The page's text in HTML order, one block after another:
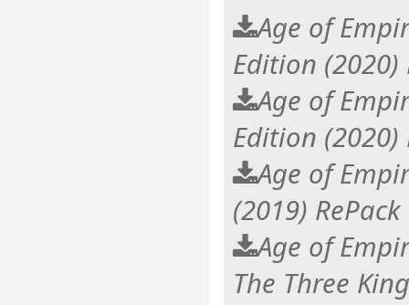
Age of
Edition
Age of
Edition
Age of
(2019)
Age of
The Three